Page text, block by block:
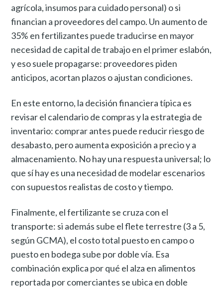
agrícola, insumos para cuidado personal) o si
financian a proveedores del campo. Un aumento de
35% en fertilizantes puede traducirse en mayor
necesidad de capital de trabajo en el primer eslabón,
y eso suele propagarse: proveedores piden
anticipos, acortan plazos o ajustan condiciones.
En este entorno, la decisión financiera típica es
revisar el calendario de compras y la estrategia de
inventario: comprar antes puede reducir riesgo de
desabasto, pero aumenta exposición a precio y a
almacenamiento. No hay una respuesta universal; lo
que sí hay es una necesidad de modelar escenarios
con supuestos realistas de costo y tiempo.
Finalmente, el fertilizante se cruza con el
transporte: si además sube el flete terrestre (3 a 5,
según GCMA), el costo total puesto en campo o
puesto en bodega sube por doble vía. Esa
combinación explica por qué el alza en alimentos
reportada por comerciantes se ubica en doble